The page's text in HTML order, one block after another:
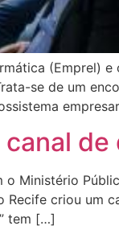
(Emprel)
se de um
Ministério
Recife criou
tem […]